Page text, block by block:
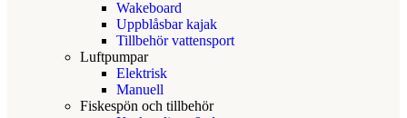
Wakeboard
Uppblåsbar kajak
Tillbehör vattensport
Luftpumpar
Elektrisk
Manuell
Fiskespön och tillbehör